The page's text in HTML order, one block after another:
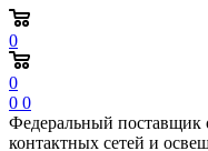
0
0
0 0
Федеральный
контактных сетей и